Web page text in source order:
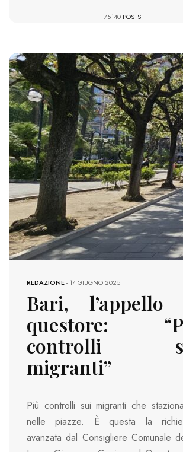
75140 POSTS
710 VIEWS
REDAZIONE-14 GIUGNO 2025
Bari, l’appello
questore:
controlli
migranti”
Più controlli sui migranti che
nelle piazze. È questa la
avanzata dal Consigliere Comunale